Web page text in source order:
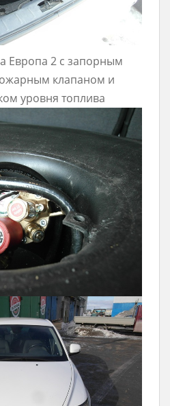
Европа 2 с запорным
клапаном и
уровня топлива